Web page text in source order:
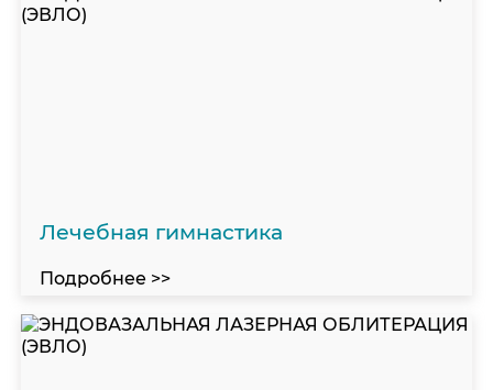
Лечебная гимнастика
Подробнее >>